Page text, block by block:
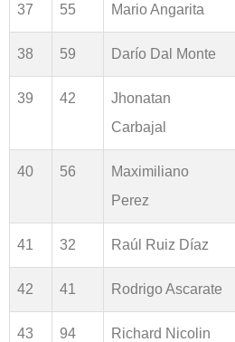
37 55 Mario Angarita
38 59 Darío Dal Monte
39 42
Jhonatan
Carbajal
40 56
Maximiliano
Perez
41 32 Raúl Ruiz Díaz
42 41 Rodrigo Ascarate
43 94 Richard Nicolin